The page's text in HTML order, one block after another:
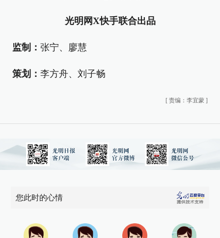
光明网X快手联合出品
监制： 张宁、廖慧
策划： 李方舟、刘子畅
[ 责编：李宜蒙 ]
您此时的心情